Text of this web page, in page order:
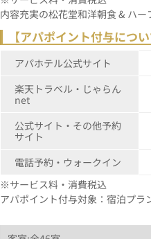
内容充実の松花堂和洋朝食 & ハー
【アパポイント付与につい
アパホテル公式サイト
楽天トラベル・じゃらん
net
公式サイト・その他予約
サイト
電話予約・ウォークイン
※サービス料・消費税込
アパポイント付与対象：宿泊プ